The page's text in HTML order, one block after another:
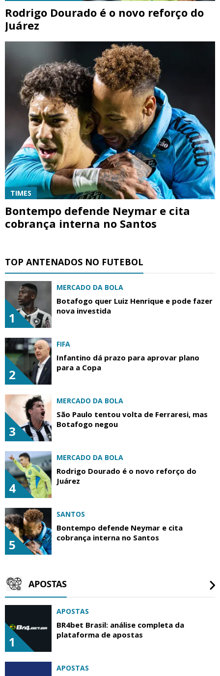
Rodrigo Dourado é o novo reforço do
Juárez
TIMES
Bontempo defende Neymar e cita
cobrança interna no Santos
TOP ANTENADOS NO FUTEBOL
1
MERCADO DA BOLA
Botafogo quer Luiz Henrique e pode fazer
nova investida
2
FIFA
Infantino dá prazo para aprovar plano
para a Copa
3
MERCADO DA BOLA
São Paulo tentou volta de Ferraresi, mas
Botafogo negou
4
MERCADO DA BOLA
Rodrigo Dourado é o novo reforço do
Juárez
5
SANTOS
Bontempo defende Neymar e cita
cobrança interna no Santos
APOSTAS
1
APOSTAS
BR4bet Brasil: análise completa da
plataforma de apostas
APOSTAS